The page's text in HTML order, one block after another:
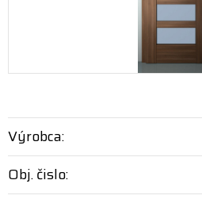
Výrobca:
Obj. čislo: